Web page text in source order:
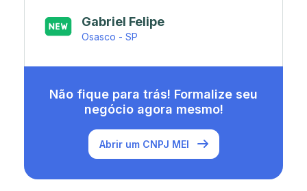
Japa’s açaí e sorveteria
Rio de Janeiro - RJ
Não fique para trás! Formalize seu
negócio agora mesmo!
Abrir um CNPJ MEI